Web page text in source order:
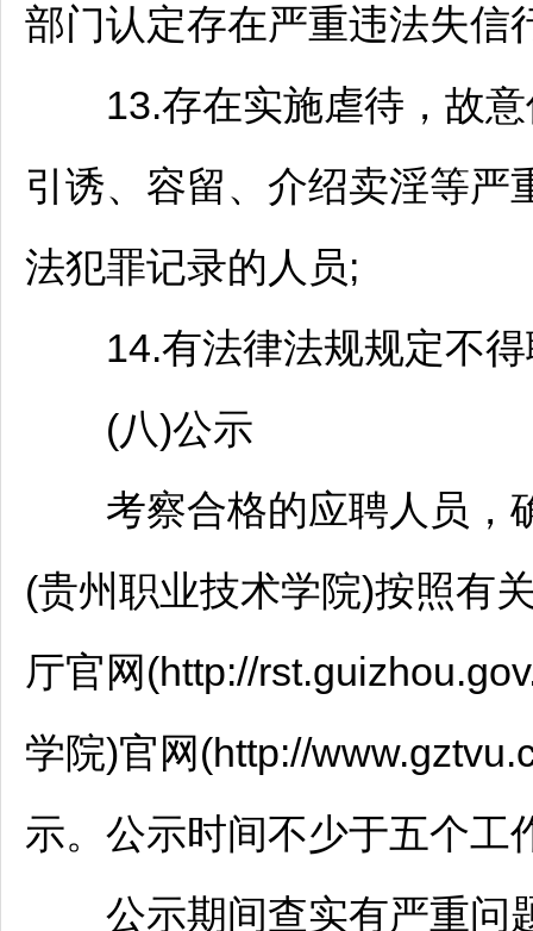
部门认定存在严重违法失信
13.存在实施虐待，故意
引诱、容留、介绍卖淫等严
法犯罪记录的人员;
14.有法律法规规定不得
(八)公示
考察合格的应聘人员，
(贵州职业技术学院)按照有
厅官网(http://
学院)官网(http://
示。公示时间不少于五个工
公示期间查实有严重问